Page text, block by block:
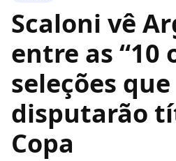
Scaloni vê
entre as “10
seleções que
disputarão
Copa